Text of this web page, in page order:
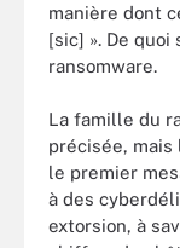
manière dont
[sic] ». De quoi
ransomware.
La famille du
précisée,
le premier
à des
extorsion, à